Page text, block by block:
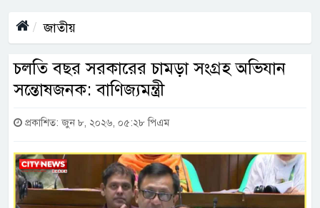
জাতীয়
চলতি বছর সরকারের চামড়া সংগ্রহ অভিযান
সন্তোষজনক: বাণিজ্যমন্ত্রী
প্রকাশিত: জুন ৮, ২০২৬, ০৫:২৮ পিএম